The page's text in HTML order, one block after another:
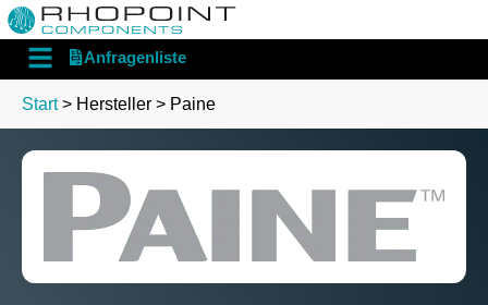
English Deutsch
Anfragenliste
Start> Hersteller > Paine